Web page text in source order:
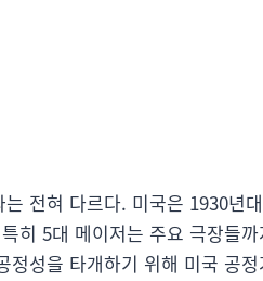
전혀 다르다. 미국은 1930년
히 5대 메이저는 주요 극장들까
성을 타개하기 위해 미국 공정